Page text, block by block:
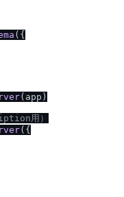
({
(app)
用）
({